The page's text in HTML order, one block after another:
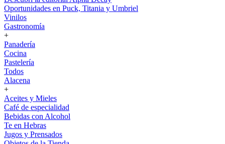
Oportunidades en Puck, Titania y Umbriel
Vinilos
Gastronomía
+
Panadería
Cocina
Pastelería
Todos
Alacena
+
Aceites y Mieles
Café de especialidad
Bebidas con Alcohol
Te en Hebras
Jugos y Prensados